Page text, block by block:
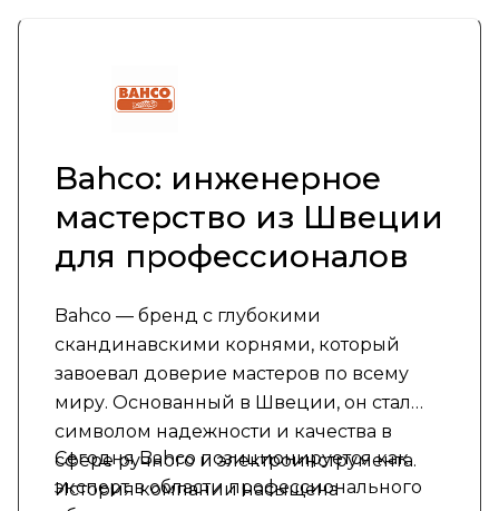
Bahco: инженерное
мастерство из Швеции
для профессионалов
Bahco — бренд с глубокими
скандинавскими корнями, который
завоевал доверие мастеров по всему
миру. Основанный в Швеции, он стал
символом надежности и качества в
сфере ручного и электроинструмента.
История компании насыщена
Сегодня Bahco позиционируется как
эксперт в области профессионального